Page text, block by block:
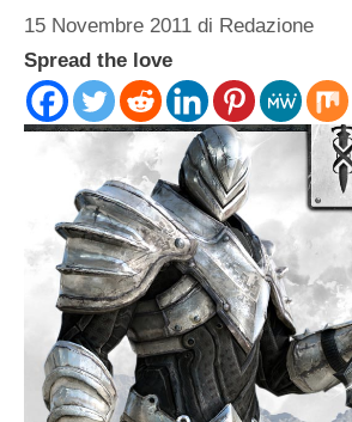
15 Novembre 2011 di Redazione
Spread the love